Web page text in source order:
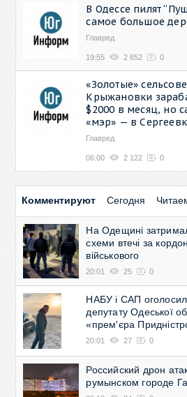
В Одессе пилят
самое большое
Главред
19:55 2 652 0
«Золотые»
Крыжановки
$2000 в месяц, но
«мэр» — в
Главред
06:00 2 122 0
Комментируют Сегодня
На Одещині
схеми втечі за
військового
20:01 25 0
НАБУ і САП
депутату Одеської
«прем'єра
20:01 27 0
Российский дрон
румынском городе